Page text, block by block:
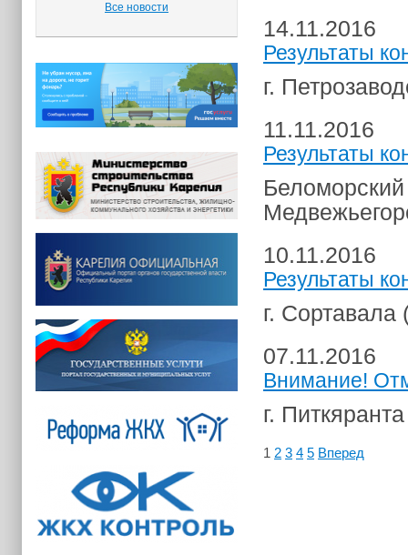
Все новости
14.11.2016
Результаты
г.
11.11.2016
Результаты
10.11.2016
Результаты
г. Сортавала
07.11.2016
Внимание!
г. Питкяранта
1 2 3 4 5 Вперед